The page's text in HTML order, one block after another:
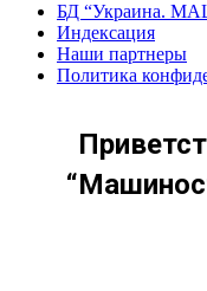
содержанию
БД “Украина.
Индекcация
Наши партнеры
Политика